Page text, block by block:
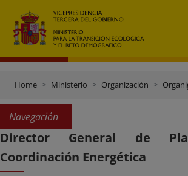
Home Ministerio Organización
Navegación
Director General de
Coordinación Energética